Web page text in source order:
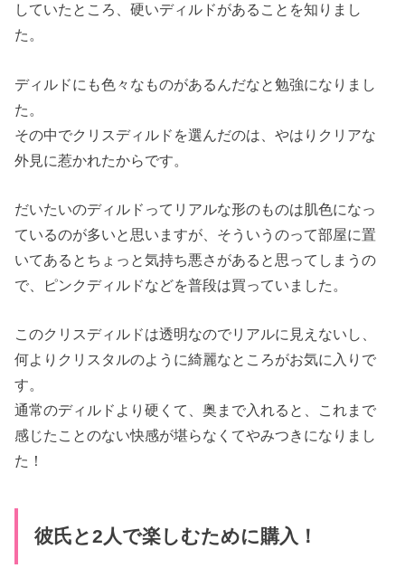
していたところ、硬いディルドがあることを知りまし
た。
ディルドにも色々なものがあるんだなと勉強になりまし
た。
その中でクリスディルドを選んだのは、やはりクリアな
外見に惹かれたからです。
だいたいのディルドってリアルな形のものは肌色になっ
ているのが多いと思いますが、そういうのって部屋に置
いてあるとちょっと気持ち悪さがあると思ってしまうの
で、ピンクディルドなどを普段は買っていました。
このクリスディルドは透明なのでリアルに見えないし、
何よりクリスタルのように綺麗なところがお気に入りで
す。
通常のディルドより硬くて、奥まで入れると、これまで
感じたことのない快感が堪らなくてやみつきになりまし
た！
彼氏と2人で楽しむために購入！